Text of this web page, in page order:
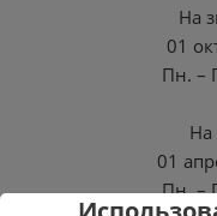
На
01
Пн. –
На
01
Пн. –